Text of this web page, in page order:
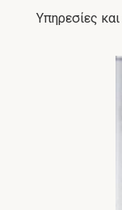
Υπηρεσίες